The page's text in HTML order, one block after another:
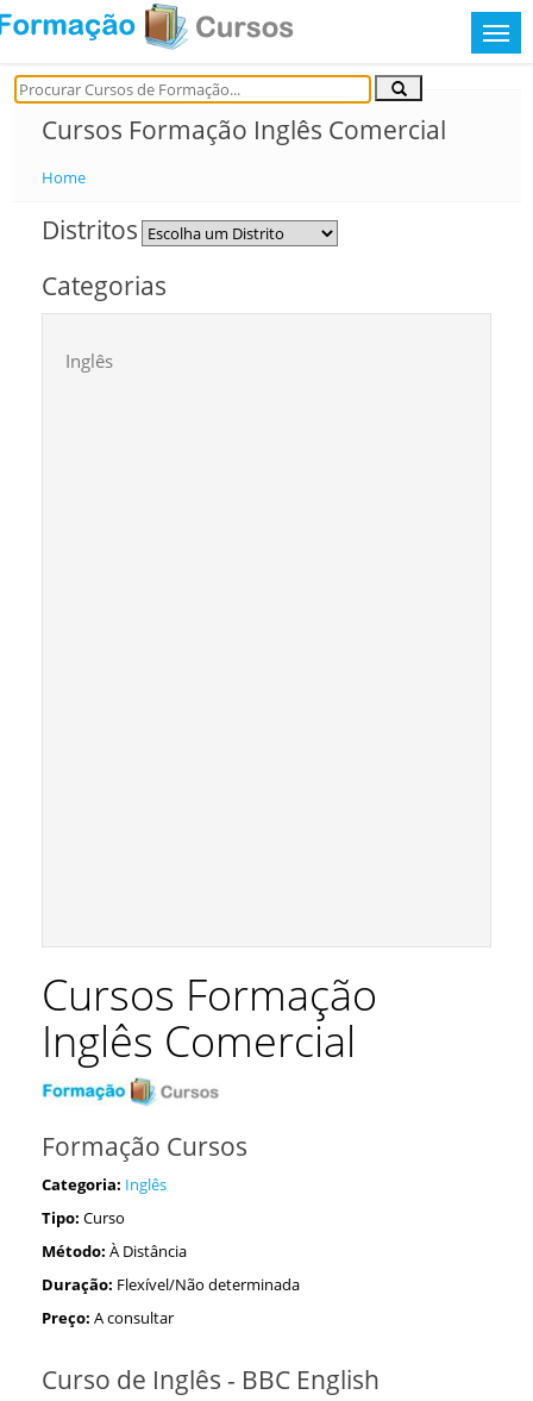
Cursos Formação Inglês Comercial
Home
Distritos
Categorias
Inglês
Cursos Formação
Inglês Comercial
Formação Cursos
Categoria: Inglês
Tipo: Curso
Método: À Distância
Duração: Flexível/Não determinada
Preço: A consultar
Curso de Inglês - BBC English